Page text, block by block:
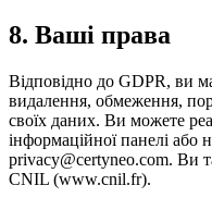
8. Ваші права
Відповідно до GDPR, ви
видалення, обмеження,
своїх даних. Ви можете
інформаційної панелі
privacy@certyneo.com. Ви
CNIL (www.cnil.fr).